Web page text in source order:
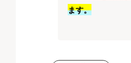
ます。